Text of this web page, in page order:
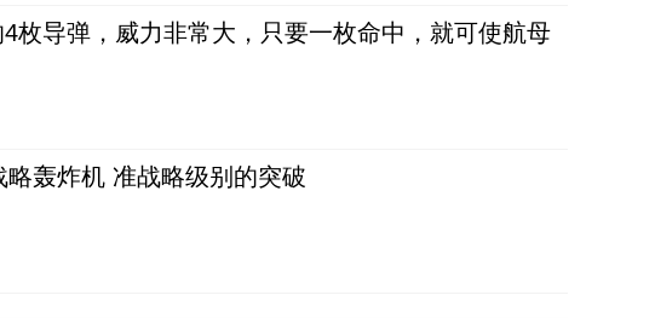
枚导弹，威力非常大，只要一枚命中，就可使航母
轰炸机 准战略级别的突破